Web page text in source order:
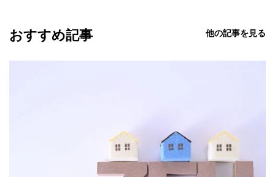
おすすめ記事 他の記事を見る